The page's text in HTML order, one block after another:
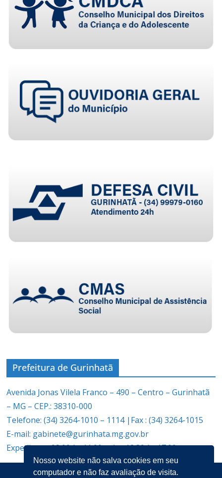
Prefeitura de Gurinhatã
Avenida Jonas Vilela Franco – 490 – Centro – Gurinhatã
– MG – CEP.: 38310-000
Telefone: (34) 3264-1010 – 1114 |Fax : (34) 3264-1015
E-mail: gabinete@gurinhata.mg.gov.br
Expediente: 08:00 às 11:00 e das 12:30 às 17:00
Nosso website não salva cookies em seu
computador e não faz avaliação de visita.